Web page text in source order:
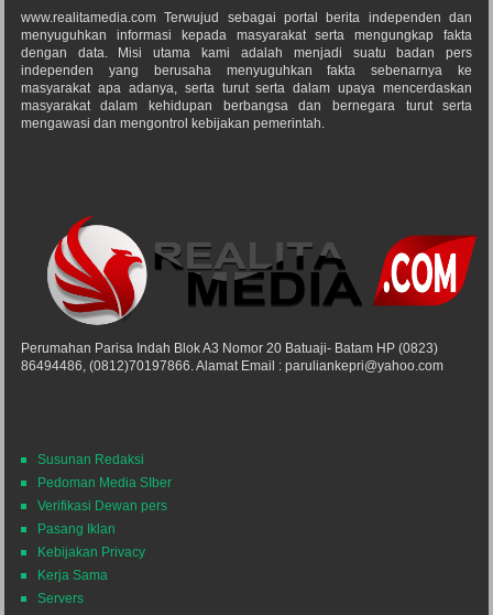
www.realitamedia.com Terwujud sebagai portal berita independen dan
menyuguhkan informasi kepada masyarakat serta mengungkap fakta
dengan data. Misi utama kami adalah menjadi suatu badan pers
independen yang berusaha menyuguhkan fakta sebenarnya ke
masyarakat apa adanya, serta turut serta dalam upaya mencerdaskan
masyarakat dalam kehidupan berbangsa dan bernegara turut serta
mengawasi dan mengontrol kebijakan pemerintah.
Perumahan Parisa Indah Blok A3 Nomor 20 Batuaji- Batam HP (0823)
86494486, (0812)70197866. Alamat Email : paruliankepri@yahoo.com
Susunan Redaksi
Pedoman Media SIber
Verifikasi Dewan pers
Pasang Iklan
Kebijakan Privacy
Kerja Sama
Servers